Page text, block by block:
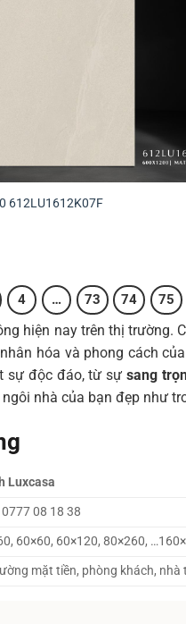
612LU1612K07F
4 … 73 74 75
hiện nay trên thị
hóa và phong cách
sự độc đáo, từ sự sang
nhà của bạn đẹp như
Luxcasa
0777 08 18 38
60×60, 60×120, 80×260,
mặt tiền, phòng khách, nhà